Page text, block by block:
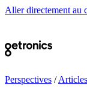
Aller directement au
Perspectives /Articles